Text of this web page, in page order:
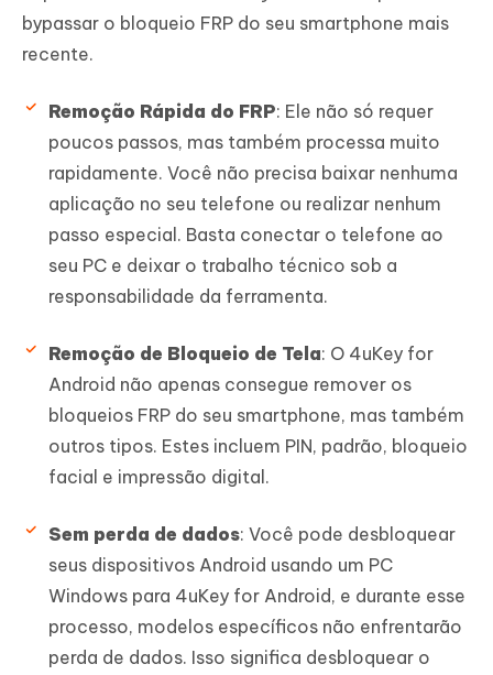
bypassar o bloqueio FRP do seu smartphone mais
recente.
Remoção Rápida do FRP: Ele não só requer
poucos passos, mas também processa muito
rapidamente. Você não precisa baixar nenhuma
aplicação no seu telefone ou realizar nenhum
passo especial. Basta conectar o telefone ao
seu PC e deixar o trabalho técnico sob a
responsabilidade da ferramenta.
Remoção de Bloqueio de Tela: O 4uKey for
Android não apenas consegue remover os
bloqueios FRP do seu smartphone, mas também
outros tipos. Estes incluem PIN, padrão, bloqueio
facial e impressão digital.
Sem perda de dados: Você pode desbloquear
seus dispositivos Android usando um PC
Windows para 4uKey for Android, e durante esse
processo, modelos específicos não enfrentarão
perda de dados. Isso significa desbloquear o